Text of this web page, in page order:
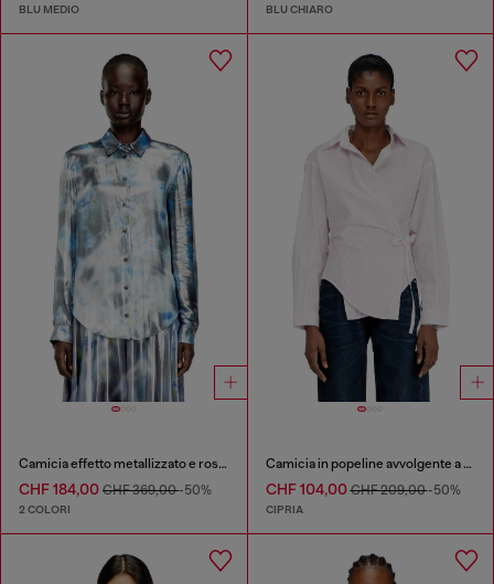
BLU MEDIO BLU CHIARO
Camicia effetto metallizzato e rose sfocate
CHF 184,00 CHF 369,00-50%
2 COLORI
Camicia in popeline avvolgente a righe
CHF 104,00CHF 209,00-50%
CIPRIA